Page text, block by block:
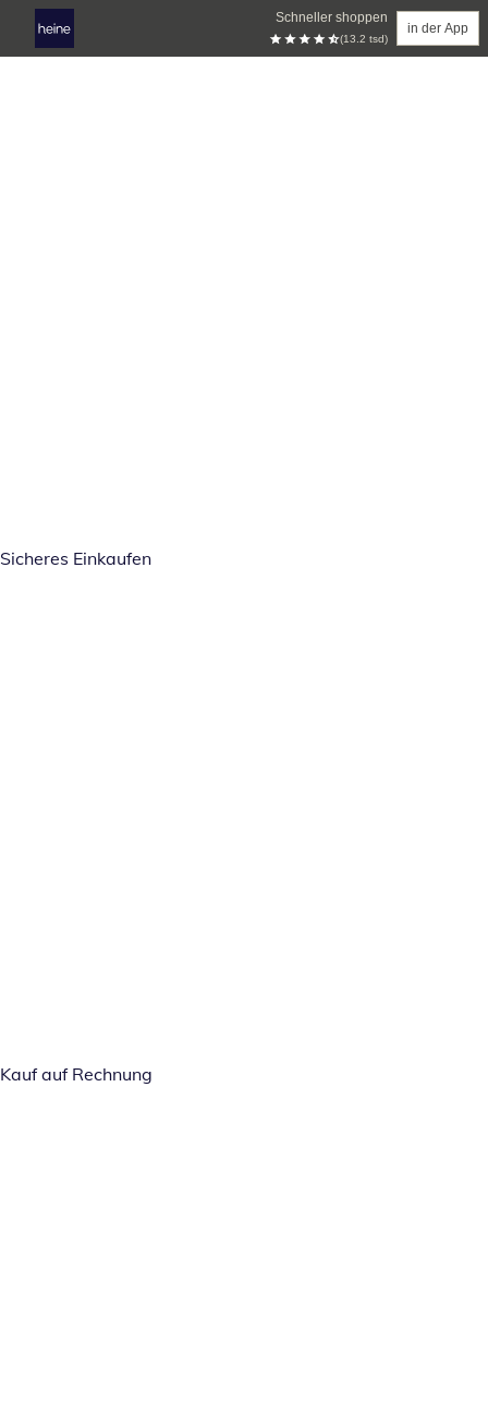
Schneller shoppen
(13.2 tsd)
in der App
Sicheres Einkaufen
Kauf auf Rechnung